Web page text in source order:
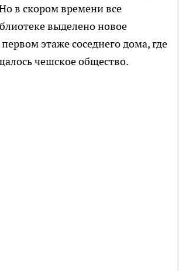
в скором времени все
выделено новое
этаже соседнего дома, где
чешское общество.